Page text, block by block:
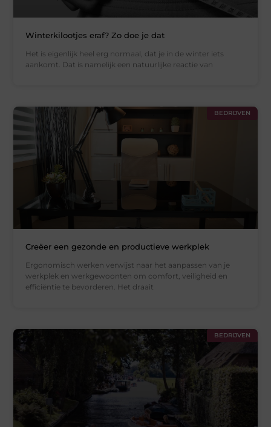
Winterkilootjes eraf? Zo doe je dat
Het is eigenlijk heel erg normaal, dat je in de winter iets
aankomt. Dat is namelijk een natuurlijke reactie van
BEDRIJVEN
Creëer een gezonde en productieve werkplek
Ergonomisch werken verwijst naar het aanpassen van je
werkplek en werkgewoonten om comfort, veiligheid en
efficiëntie te bevorderen. Het draait
BEDRIJVEN